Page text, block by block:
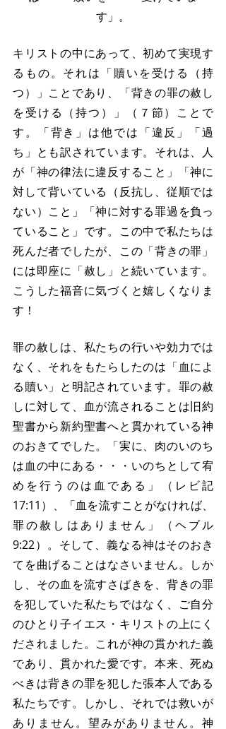
す」。
キリストの中にあって、初めて実現す
るもの。それは「贖いを受ける（持
つ）」ことであり、「背きの罪の赦し
を受ける（持つ）」（７節）ことで
す。「背き」は他では「違反」「過
ち」とも訳されています。それは、人
が「神の律法に違反すること」「神に
対して背いている（反抗し、従順では
ない）こと」「神に対する罪過を負っ
ていること」です。この中で私たちは
死んだ者でしたが、この「背きの罪」
には即座に「赦し」と続いています。
こうした福音に気づくと嬉しくなりま
す！
罪の赦しは、私たちの行いや効力では
なく、それをもたらしたのは「血によ
る贖い」と明記されています。罪の赦
しに対して、血が流されることは旧約
聖書から新約聖書へと貫かれている神
のおきてでした。「実に、肉のいのち
は血の中にある・・・いのちとして宥
めを行うのは血である」（レビ記
17:11）、「血を流すことがなければ、
罪の赦しはありません」（ヘブル
9:22）。そして、義なる神はそのおき
てを曲げることはなさいません。しか
し、その血を流すさばきを、背きの罪
を犯していた私たちではなく、ご自分
のひとり子イエス・キリストの上にく
だされました。これが神の貫かれた義
であり、貫かれた愛です。本来、死ぬ
べきは背きの罪を犯した張本人である
私たちです。しかし、それでは救いが
ありません。望みがありません。神